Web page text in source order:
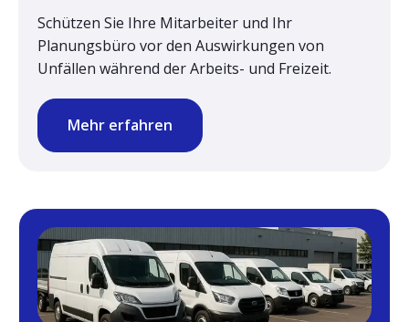
Schützen Sie Ihre Mitarbeiter und Ihr
Planungsbüro vor den Auswirkungen von
Unfällen während der Arbeits- und Freizeit.
Mehr erfahren